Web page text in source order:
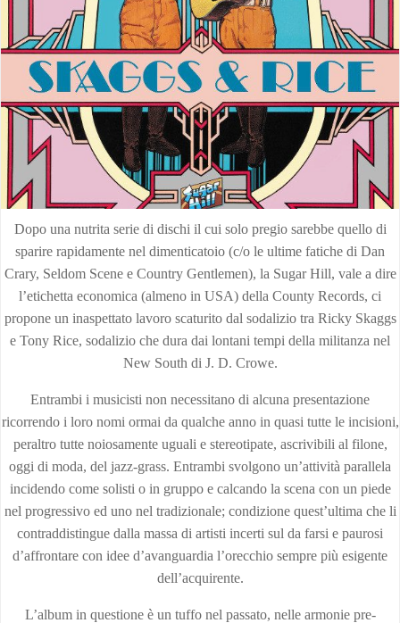
Dopo una nutrita serie di dischi il cui solo pregio sarebbe quello di
sparire rapidamente nel dimenticatoio (c/o le ultime fatiche di Dan
Crary, Seldom Scene e Country Gentlemen), la Sugar Hill, vale a dire
l’etichetta economica (almeno in USA) della County Records, ci
propone un inaspettato lavoro scaturito dal sodalizio tra Ricky Skaggs
e Tony Rice, sodalizio che dura dai lontani tempi della militanza nel
New South di J. D. Crowe.
Entrambi i musicisti non necessitano di alcuna presentazione
ricorrendo i loro nomi ormai da qualche anno in quasi tutte le incisioni,
peraltro tutte noiosamente uguali e stereotipate, ascrivibili al filone,
oggi di moda, del jazz-grass. Entrambi svolgono un’attività parallela
incidendo come solisti o in gruppo e calcando la scena con un piede
nel progressivo ed uno nel tradizionale; condizione quest’ultima che li
contraddistingue dalla massa di artisti incerti sul da farsi e paurosi
d’affrontare con idee d’avanguardia l’orecchio sempre più esigente
dell’acquirente.
L’album in questione è un tuffo nel passato, nelle armonie pre-